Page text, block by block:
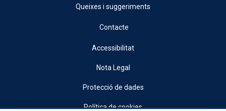
Queixes i suggeriments
Contacte
Accessibilitat
Nota Legal
Protecció de dades
Política de cookies